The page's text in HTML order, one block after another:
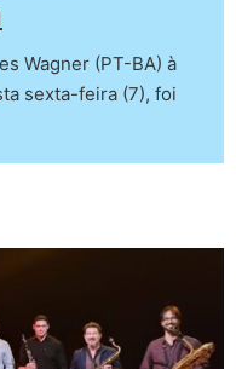
Wagner (PT-BA) à
sexta-feira (7), foi